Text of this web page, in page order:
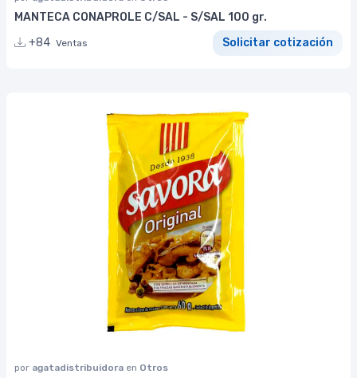
MANTECA CONAPROLE C/SAL - S/SAL 100 gr.
+84 Ventas Solicitar cotización
por agatadistribuidora en Otros